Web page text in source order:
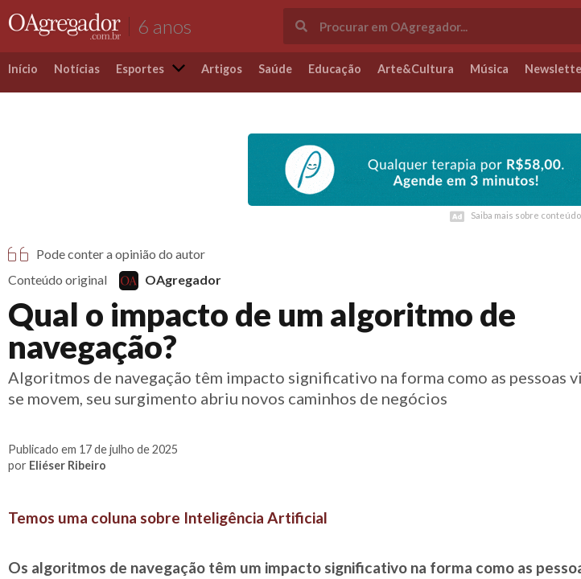
6 anos
Início Notícias Esportes Artigos Saúde Educação Arte&Cultura Música
Saiba mais sobre
Saiba mais sobre
Pode conter a opinião do autor
Conteúdo original
OAgregador
Qual o impacto de um algoritmo de
navegação?
Algoritmos de navegação têm impacto significativo na forma como as pessoas
se movem, seu surgimento abriu novos caminhos de negócios
Publicado em 17 de julho de 2025
por Eliéser Ribeiro
Temos uma coluna sobre Inteligência Artificial
Os algoritmos de navegação têm um impacto significativo na forma como as